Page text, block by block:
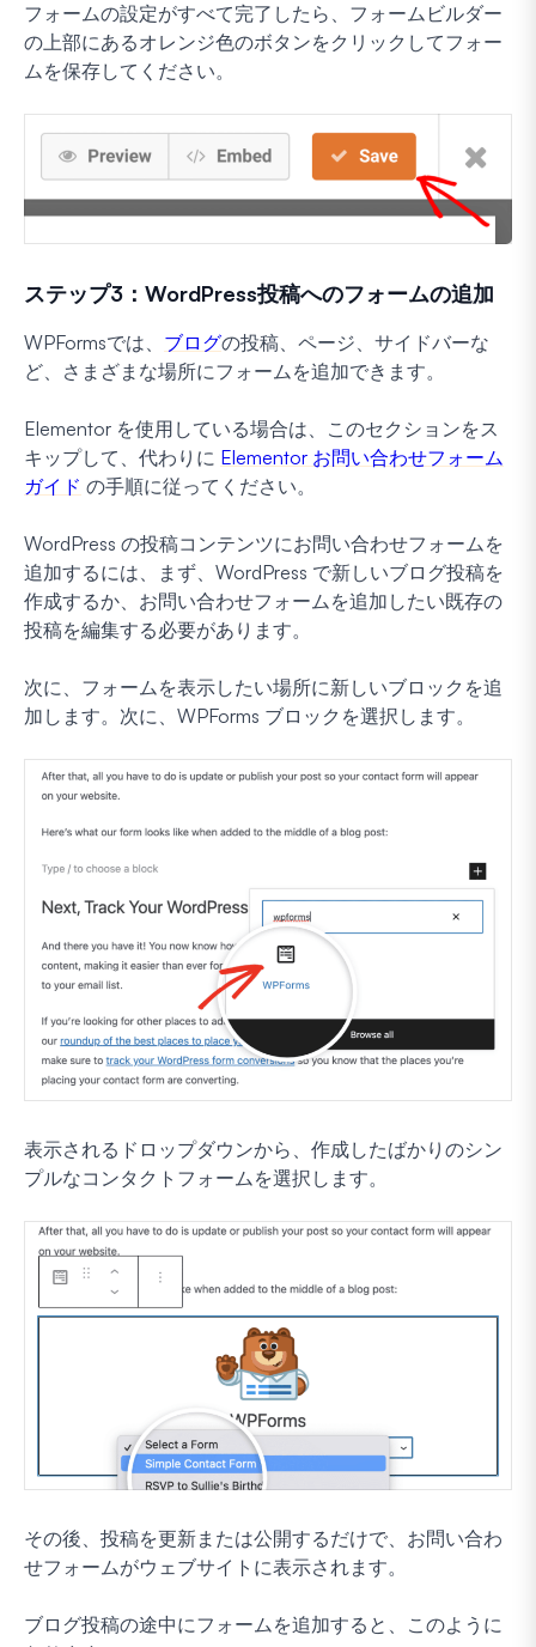
フォームの設定がすべて完了したら、フォームビルダー
の上部にあるオレンジ色のボタンをクリックしてフォー
ムを保存してください。
ステップ3：WordPress投稿へのフォームの追加
WPFormsでは、 ブログの投稿、ページ、サイドバーな
ど、さまざまな場所にフォームを追加できます。
Elementor を使用している場合は、このセクションをス
キップして、代わりに Elementor お問い合わせフォーム
ガイド の手順に従ってください。
WordPress の投稿コンテンツにお問い合わせフォームを
追加するには、まず、WordPress で新しいブログ投稿を
作成するか、お問い合わせフォームを追加したい既存の
投稿を編集する必要があります。
次に、フォームを表示したい場所に新しいブロックを追
加します。次に、WPForms ブロックを選択します。
表示されるドロップダウンから、作成したばかりのシン
プルなコンタクトフォームを選択します。
その後、投稿を更新または公開するだけで、お問い合わ
せフォームがウェブサイトに表示されます。
ブログ投稿の途中にフォームを追加すると、このように